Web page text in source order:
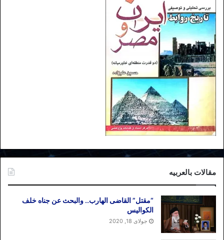
مقالات بالعربیه
“مقتل” القاضی الهارب.. والبحث عن جناه خلف
الکوالیس
جولای 18, 2020